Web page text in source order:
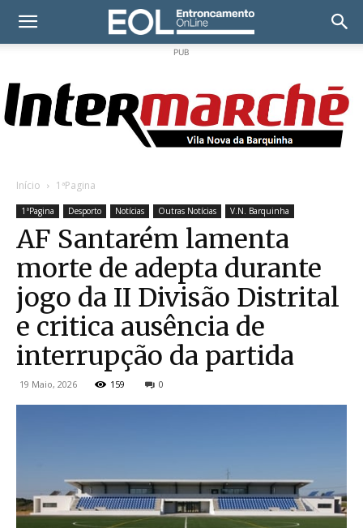
PUB
Início 1ªPagina
1ªPagina Desporto Notícias Outras Notícias V.N. Barquinha
AF Santarém lamenta
morte de adepta durante
jogo da II Divisão Distrital
e critica ausência de
interrupção da partida
19 Maio, 2026 159 0